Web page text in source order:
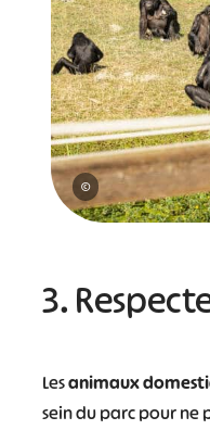
©
3.
Lesanimaux
sein du parc pour ne